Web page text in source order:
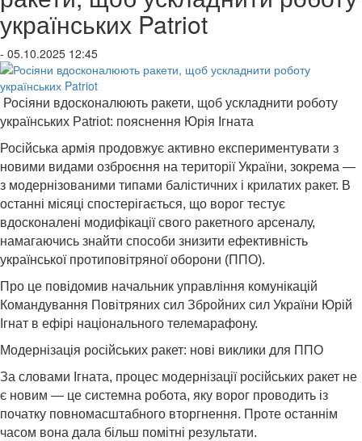
українських Patriot
- 05.10.2025 12:45
Росіяни вдосконалюють ракети, щоб ускладнити роботу
українських Patriot: пояснення Юрія Ігната
Російська армія продовжує активно експериментувати з
новими видами озброєння на території України, зокрема —
з модернізованими типами балістичних і крилатих ракет. В
останні місяці спостерігається, що ворог тестує
вдосконалені модифікації свого ракетного арсеналу,
намагаючись знайти способи знизити ефективність
української протиповітряної оборони (ППО).
Про це повідомив начальник управління комунікацій
Командування Повітряних сил Збройних сил України Юрій
Ігнат в ефірі національного телемарафону.
Модернізація російських ракет: нові виклики для ППО
За словами Ігната, процес модернізації російських ракет не
є новим — це системна робота, яку ворог проводить із
початку повномасштабного вторгнення. Проте останнім
часом вона дала більш помітні результати.